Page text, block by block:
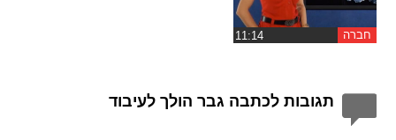
חברה
תגובות לכתבה גבר הולך לעיבוד